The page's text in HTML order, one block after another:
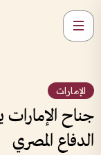
الإمارات
جناح
الدفاع المصري